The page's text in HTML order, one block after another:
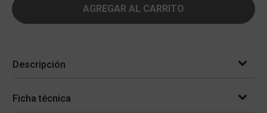
AGREGAR AL CARRITO
Descripción
Ficha técnica